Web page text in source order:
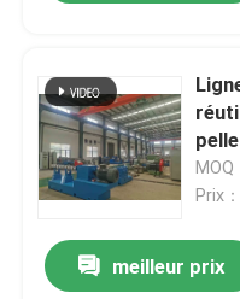
Produits
Vidéos
Au sujet de nous
Prix
meilleur prix